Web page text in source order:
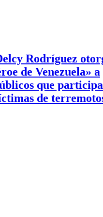
Rodríguez
de Venezuela» a
que
de